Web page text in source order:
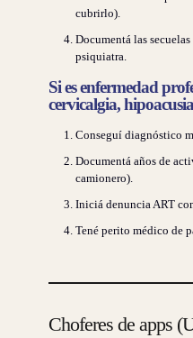
cubrirlo).
Documentá las
psiquiatra.
Si es enfermedad
cervicalgia,
Conseguí diagnóstico
Documentá años de
camionero).
Iniciá denuncia ART
Tené perito médico de
Choferes de apps